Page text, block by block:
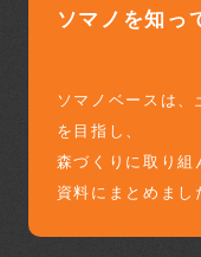
ソマノを知っ
ソマノベースは、
を目指し、
森づくりに取り組
資料にまとめまし